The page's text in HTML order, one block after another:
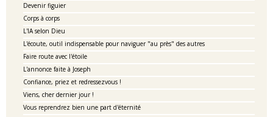
Devenir figuier
Corps à corps
L'IA selon Dieu
L'écoute, outil indispensable pour naviguer "au près" des autres
Faire route avec l'étoile
L'annonce faite à Joseph
Confiance, priez et redressezvous !
Viens, cher dernier jour !
Vous reprendrez bien une part d'éternité